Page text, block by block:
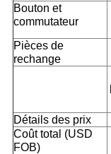
Bouton et
commutateur
Pièces de
rechange
Détails des prix
Coût total (USD
FOB)